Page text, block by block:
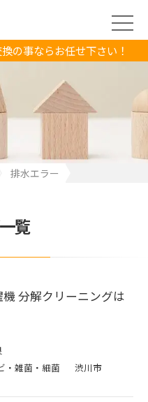
の事ならお任せ下さい！
排水エラー
覧
分解クリーニングは
・雑菌・細菌
渋川市